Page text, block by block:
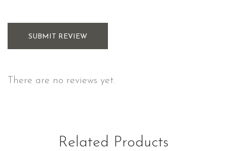
SUBMIT REVIEW
There are no reviews yet.
Related Products